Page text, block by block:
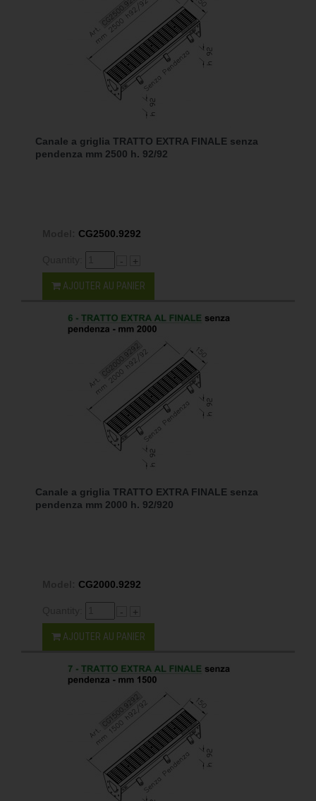
Canale a griglia TRATTO EXTRA FINALE senza
pendenza mm 2500 h. 92/92
CG2500.9292
- +
AJOUTER AU PANIER
Canale a griglia TRATTO EXTRA FINALE senza
pendenza mm 2000 h. 92/920
CG2000.9292
- +
AJOUTER AU PANIER